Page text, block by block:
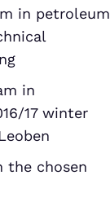
in petroleum
in
17 winter
the chosen